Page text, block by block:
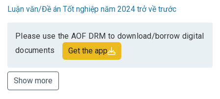
Luận văn/Đề án Tốt nghiệp năm 2024 trở về trước
Please use the AOF DRM to download/borrow digital
documents
Get the app
Show more